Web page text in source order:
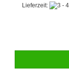
Lieferzeit: